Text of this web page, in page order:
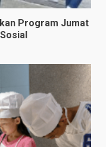
Program Jumat